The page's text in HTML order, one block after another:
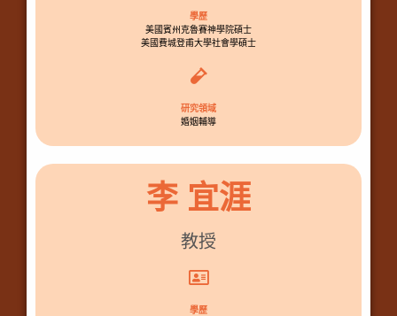
學歷
美國賓州克魯賽神學院碩士
美國費城登甫大學社會學碩士
研究領域
婚姻輔導
李 宜涯
教授
學歷